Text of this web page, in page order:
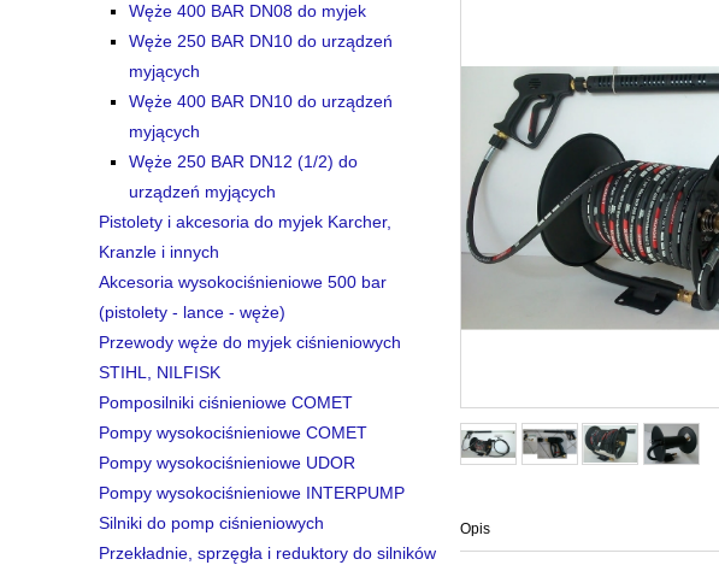
Węże 400 BAR DN08 do myjek
Węże 250 BAR DN10 do urządzeń
myjących
Węże 400 BAR DN10 do urządzeń
myjących
Węże 250 BAR DN12 (1/2) do
urządzeń myjących
Pistolety i akcesoria do myjek Karcher,
Kranzle i innych
Akcesoria wysokociśnieniowe 500 bar
(pistolety - lance - węże)
Przewody węże do myjek ciśnieniowych
STIHL, NILFISK
Pomposilniki ciśnieniowe COMET
Pompy wysokociśnieniowe COMET
Pompy wysokociśnieniowe UDOR
Pompy wysokociśnieniowe INTERPUMP
Silniki do pomp ciśnieniowych
Przekładnie, sprzęgła i reduktory do silników
Opis